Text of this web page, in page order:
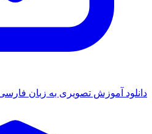
دانلود آموزش تصویری به زبان